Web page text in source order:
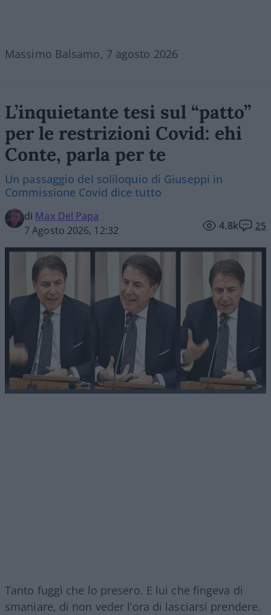
Massimo Balsamo, 7 agosto 2026
L’inquietante tesi sul “patto”
per le restrizioni Covid: ehi
Conte, parla per te
Un passaggio del soliloquio di Giuseppi in
Commissione Covid dice tutto
di Max Del Papa
7 Agosto 2026, 12:32
4.8k 25
Tanto fuggì che lo presero. E lui che fingeva di
smaniare, di non veder l’ora di lasciarsi prendere.